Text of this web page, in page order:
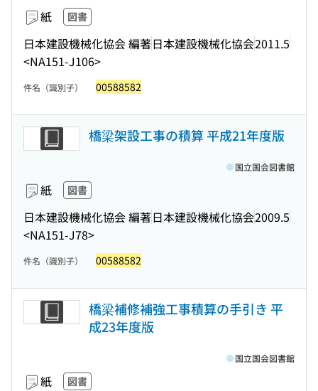
紙 図書
日本建設機械化協会 編著日本建設機械化協会2011.5
<NA151-J106>
件名（識別子） 00588582
橋梁架設工事の積算 平成21年度版
紙 図書
日本建設機械化協会 編著日本建設機械化協会2009.5
<NA151-J78>
国立国会図書館
件名（識別子） 00588582
橋梁補修補強工事積算の手引き 平
成23年度版
紙 図書
国立国会図書館